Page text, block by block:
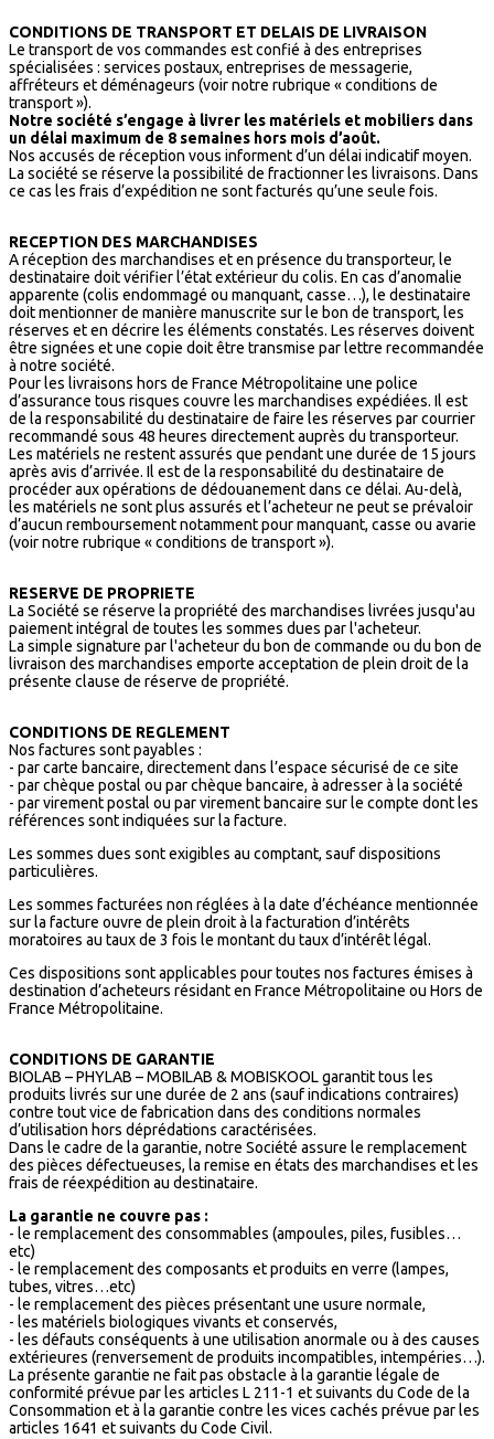
CONDITIONS DE TRANSPORT ET DELAIS DE LIVRAISON
Le transport de vos commandes est confié à des entreprises
spécialisées : services postaux, entreprises de messagerie,
affréteurs et déménageurs (voir notre rubrique « conditions de
transport »).
Notre société s’engage à livrer les matériels et mobiliers dans
un délai maximum de 8 semaines hors mois d’août.
Nos accusés de réception vous informent d’un délai indicatif moyen.
La société se réserve la possibilité de fractionner les livraisons. Dans
ce cas les frais d’expédition ne sont facturés qu’une seule fois.
RECEPTION DES MARCHANDISES
A réception des marchandises et en présence du transporteur, le
destinataire doit vérifier l’état extérieur du colis. En cas d’anomalie
apparente (colis endommagé ou manquant, casse…), le destinataire
doit mentionner de manière manuscrite sur le bon de transport, les
réserves et en décrire les éléments constatés. Les réserves doivent
être signées et une copie doit être transmise par lettre recommandée
à notre société.
Pour les livraisons hors de France Métropolitaine une police
d’assurance tous risques couvre les marchandises expédiées. Il est
de la responsabilité du destinataire de faire les réserves par courrier
recommandé sous 48 heures directement auprès du transporteur.
Les matériels ne restent assurés que pendant une durée de 15 jours
après avis d’arrivée. Il est de la responsabilité du destinataire de
procéder aux opérations de dédouanement dans ce délai. Au-delà,
les matériels ne sont plus assurés et l’acheteur ne peut se prévaloir
d’aucun remboursement notamment pour manquant, casse ou avarie
(voir notre rubrique « conditions de transport »).
RESERVE DE PROPRIETE
La Société se réserve la propriété des marchandises livrées jusqu'au
paiement intégral de toutes les sommes dues par l'acheteur.
La simple signature par l'acheteur du bon de commande ou du bon de
livraison des marchandises emporte acceptation de plein droit de la
présente clause de réserve de propriété.
CONDITIONS DE REGLEMENT
Nos factures sont payables :
- par carte bancaire, directement dans l’espace sécurisé de ce site
- par chèque postal ou par chèque bancaire, à adresser à la société
- par virement postal ou par virement bancaire sur le compte dont les
références sont indiquées sur la facture.
Les sommes dues sont exigibles au comptant, sauf dispositions
particulières.
Les sommes facturées non réglées à la date d’échéance mentionnée
sur la facture ouvre de plein droit à la facturation d’intérêts
moratoires au taux de 3 fois le montant du taux d’intérêt légal.
Ces dispositions sont applicables pour toutes nos factures émises à
destination d’acheteurs résidant en France Métropolitaine ou Hors de
France Métropolitaine.
CONDITIONS DE GARANTIE
BIOLAB – PHYLAB – MOBILAB & MOBISKOOL garantit tous les
produits livrés sur une durée de 2 ans (sauf indications contraires)
contre tout vice de fabrication dans des conditions normales
d’utilisation hors déprédations caractérisées.
Dans le cadre de la garantie, notre Société assure le remplacement
des pièces défectueuses, la remise en états des marchandises et les
frais de réexpédition au destinataire.
La garantie ne couvre pas :
- le remplacement des consommables (ampoules, piles, fusibles…
etc)
- le remplacement des composants et produits en verre (lampes,
tubes, vitres…etc)
- le remplacement des pièces présentant une usure normale,
- les matériels biologiques vivants et conservés,
- les défauts conséquents à une utilisation anormale ou à des causes
extérieures (renversement de produits incompatibles, intempéries…).
La présente garantie ne fait pas obstacle à la garantie légale de
conformité prévue par les articles L 211-1 et suivants du Code de la
Consommation et à la garantie contre les vices cachés prévue par les
articles 1641 et suivants du Code Civil.